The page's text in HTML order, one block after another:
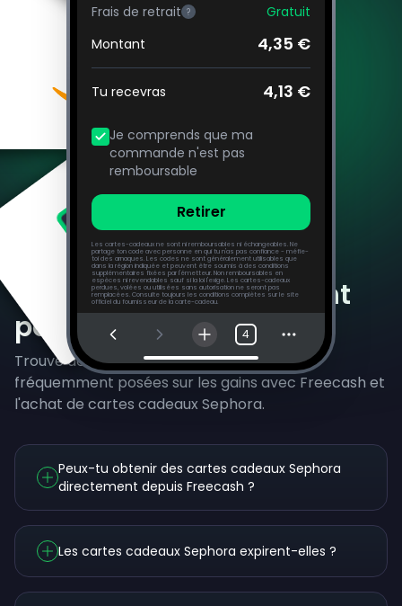
Frais de retrait ?
Gratuit
Montant
4,35 €
Tu recevras 4,13 €
Je comprends que ma
commande n'est pas
remboursable
Retirer
Les cartes-cadeaux ne sont ni remboursables ni échangeables. Ne
partage ton code avec personne en qui tu n'as pas confiance - méfie-
toi des arnaques. Les codes ne sont généralement utilisables que
dans la région indiquée et peuvent être soumis à des conditions
supplémentaires fixées par l'émetteur. Non remboursables en
espèces ni revendables sauf si la loi l'exige. Les cartes-cadeaux
perdues, volées ou utilisées sans autorisation ne seront pas
remplacées. Consulte toujours les conditions complètes sur le site
officiel du fournisseur de la carte-cadeau.
4
Questions fréquemment
posées
Trouve des réponses aux questions les plus
fréquemment posées sur les gains avec Freecash et
l'achat de cartes cadeaux Sephora.
Peux-tu obtenir des cartes cadeaux Sephora
directement depuis Freecash ?
Les cartes cadeaux Sephora expirent-elles ?